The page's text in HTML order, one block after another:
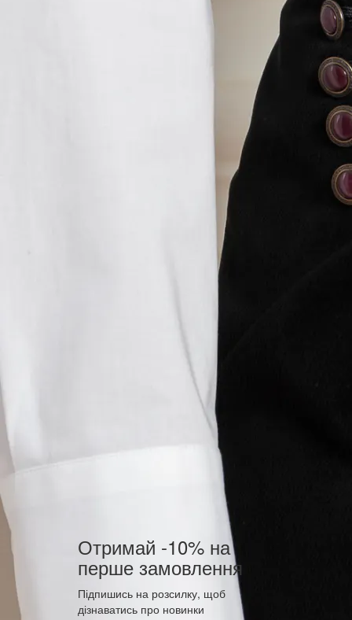
Отримай -10% на
перше замовлення
Підпишись на розсилку, щоб
дізнаватись про новинки